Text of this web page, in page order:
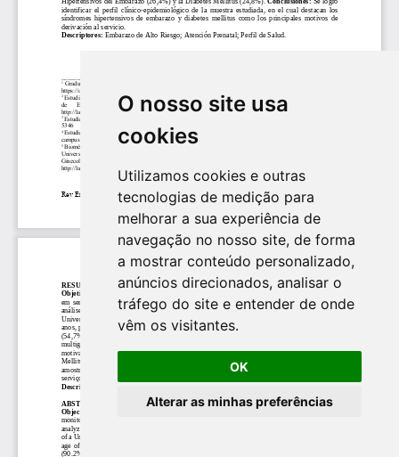
O nosso site usa
cookies
Utilizamos cookies e outras
tecnologias de medição para
melhorar a sua experiência de
navegação no nosso site, de forma
a mostrar conteúdo personalizado,
anúncios direcionados, analisar o
tráfego do site e entender de onde
vêm os visitantes.
OK
Alterar as minhas preferências